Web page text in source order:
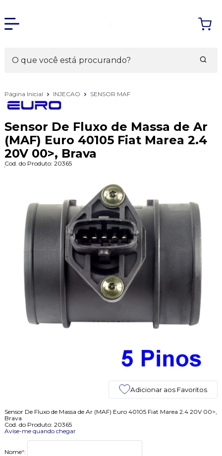
Página Inicial INJECAO SENSOR MAF
Sensor De Fluxo de Massa de Ar
(MAF) Euro 40105 Fiat Marea 2.4
20V 00>, Brava
Cod. do Produto: 20365
Adicionar aos Favoritos
Sensor De Fluxo de Massa de Ar (MAF) Euro 40105 Fiat Marea 2.4 20V 00>,
Brava
Cod. do Produto: 20365
Avise-me quando chegar
Nome*: